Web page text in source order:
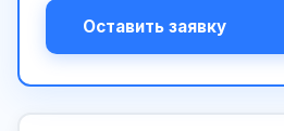
Оставить заявку